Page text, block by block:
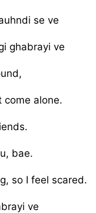
se ve
ghabrayi ve
come alone.
bae.
so I feel scared.
ve